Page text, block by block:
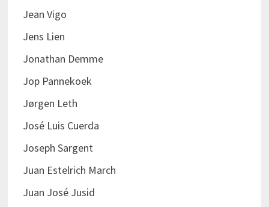
Jean Vigo
Jens Lien
Jonathan Demme
Jop Pannekoek
Jørgen Leth
José Luis Cuerda
Joseph Sargent
Juan Estelrich March
Juan José Jusid